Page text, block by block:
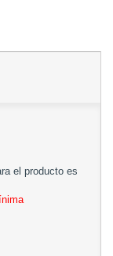
el producto es